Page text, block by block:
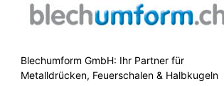
Blechumform GmbH: Ihr Partner für
Metalldrücken, Feuerschalen & Halbkugeln